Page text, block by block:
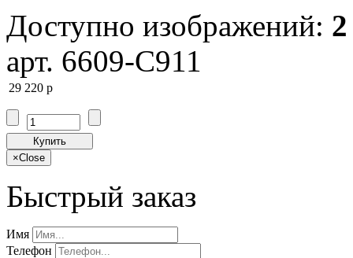
Доступно изображений: 2
арт. 6609-C911
29 220 p
Купить
×Close
Быстрый заказ
Имя
Телефон